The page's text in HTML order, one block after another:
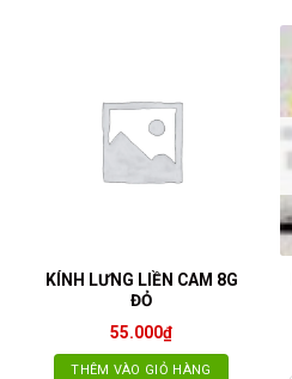
KÍNH LƯNG LIỀN CAM 8G
ĐỎ
55.000₫
THÊM VÀO GIỎ HÀNG